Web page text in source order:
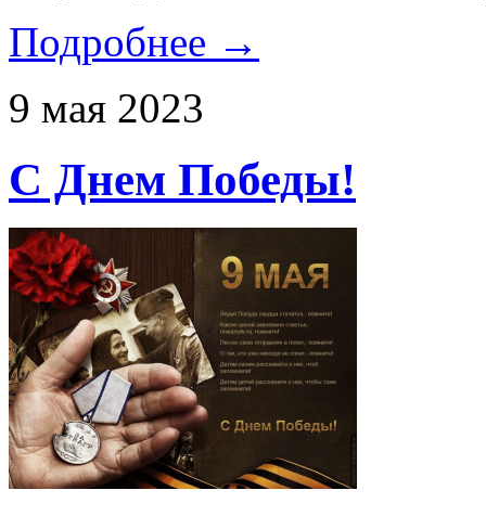
Подробнее →
9 мая 2023
C Днем Победы!